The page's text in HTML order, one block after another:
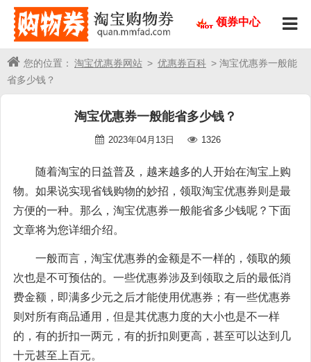
领券中心
您的位置： 淘宝优惠券网站 > 优惠券百科 > 淘宝优惠券一般能
省多少钱？
淘宝优惠券一般能省多少钱？
2023年04月13日 1326
随着淘宝的日益普及，越来越多的人开始在淘宝上购
物。如果说实现省钱购物的妙招，领取淘宝优惠券则是最
方便的一种。那么，淘宝优惠券一般能省多少钱呢？下面
文章将为您详细介绍。
一般而言，淘宝优惠券的金额是不一样的，领取的频
次也是不可预估的。一些优惠券涉及到领取之后的最低消
费金额，即满多少元之后才能使用优惠券；有一些优惠券
则对所有商品通用，但是其优惠力度的大小也是不一样
的，有的折扣一两元，有的折扣则更高，甚至可以达到几
十元甚至上百元。